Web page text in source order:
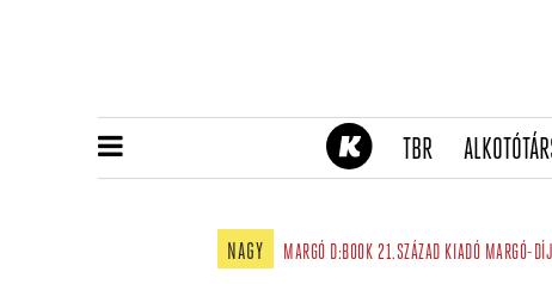
TBR(CURRENT)
NAGY MARGÓ D:BOOK 21.SZÁZAD KIADÓ MARGÓ-DÍJ